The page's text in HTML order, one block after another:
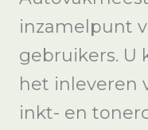
inzamelpunt
gebruikers. U
het inleveren
inkt- en